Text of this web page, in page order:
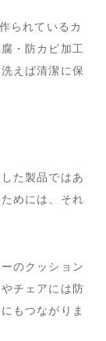
られているカ
・防カビ加工
えば清潔に保
た製品ではあ
めには、それ
のクッション
チェアには防
もつながりま